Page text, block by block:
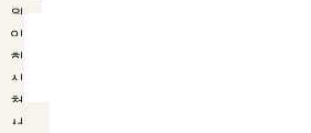
원
입
회
신
청
서